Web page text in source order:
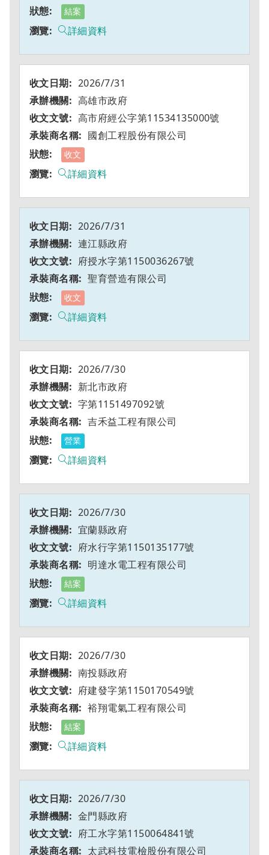
結案
詳細資料
2026/7/31
高雄市政府
高市府經公字第11534135000號
國創工程股份有限公司
收文
詳細資料
2026/7/31
連江縣政府
府授水字第1150036267號
聖育營造有限公司
收文
詳細資料
2026/7/30
新北市政府
字第1151497092號
吉禾益工程有限公司
營業
詳細資料
2026/7/30
宜蘭縣政府
府水行字第1150135177號
明達水電工程有限公司
結案
詳細資料
2026/7/30
南投縣政府
府建發字第1150170549號
裕翔電氣工程有限公司
結案
詳細資料
2026/7/30
金門縣政府
府工水字第1150064841號
太武科技電檢股份有限公司